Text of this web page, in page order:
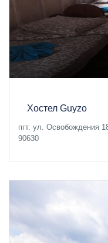
Хостел Guyzo
пгт. ул. Освобождения
90630